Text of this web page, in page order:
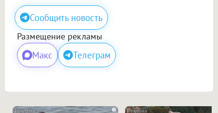
Сообщить новость
Размещение рекламы
Макс Телеграм
i